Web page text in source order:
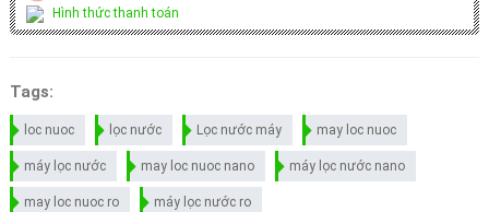
Hình thức thanh toán
Tags:
loc nuoc lọc nước Lọc nước máy may loc nuoc
máy lọc nước may loc nuoc nano máy lọc nước nano
may loc nuoc ro máy lọc nước ro